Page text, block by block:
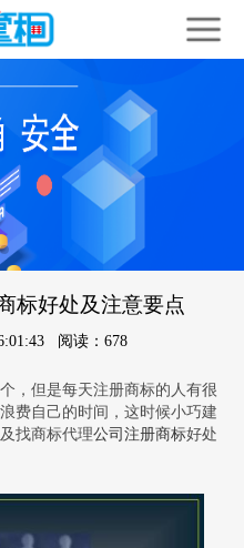
标好处及注意要点
阅读：678
，但是每天注册商标的人有很
费自己的时间，这时候小巧建
找商标代理公司注册商标好处